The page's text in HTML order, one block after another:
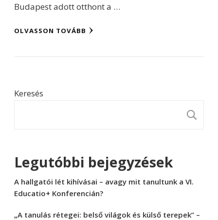
Budapest adott otthont a …
OLVASSON TOVÁBB
Keresés
Legutóbbi bejegyzések
A hallgatói lét kihívásai – avagy mit tanultunk a VI.
Educatio+ Konferencián?
„A tanulás rétegei: belső világok és külső terepek” –